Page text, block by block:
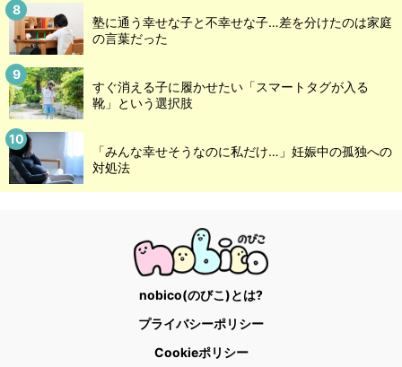
塾に通う幸せな子と不幸せな子…差を分けたのは家庭
の言葉だった
すぐ消える子に履かせたい「スマートタグが入る
靴」という選択肢
「みんな幸せそうなのに私だけ…」妊娠中の孤独への
対処法
nobico(のびこ)とは?
プライバシーポリシー
Cookieポリシー